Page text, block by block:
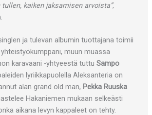
kaiken jaksamisen arvoista”,
ja tulevan albumin tuottajana toimii
muun muassa
karavaani -yhtyeestä tuttuSampo
lyriikkapuolella Aleksanteria on
alan grand old man, Pekka Ruuska.
Hakaniemen mukaan selkeästi
aikana levyn kappaleet on tehty.